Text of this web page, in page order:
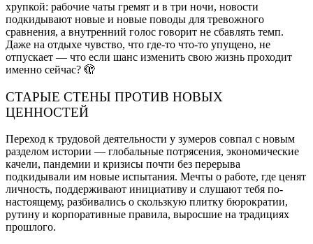
хрупкой: рабочие чаты гремят и в три ночи, новости
подкидывают новые и новые поводы для тревожного
сравнения, а внутренний голос говорит не сбавлять темп.
Даже на отдыхе чувство, что где-то что-то упущено, не
отпускает — что если шанс изменить свою жизнь проходит
именно сейчас? 🫣
СТАРЫЕ СТЕНЫ ПРОТИВ НОВЫХ
ЦЕННОСТЕЙ
Переход к трудовой деятельности у зумеров совпал с новым
разделом истории — глобальные потрясения, экономические
качели, пандемии и кризисы почти без перерыва
подкидывали им новые испытания. Мечты о работе, где ценят
личность, поддерживают инициативу и слушают тебя по-
настоящему, разбивались о скользкую плитку бюрократии,
рутину и корпоративные правила, выросшие на традициях
прошлого.